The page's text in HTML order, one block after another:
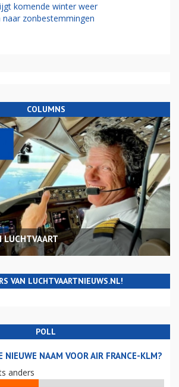
komende winter weer
naar zonbestemmingen
COLUMNS
LUCHTVAART
VAN LUCHTVAARTNIEUWS.NL!
POLL
NIEUWE NAAM VOOR AIR FRANCE-KLM?
anders